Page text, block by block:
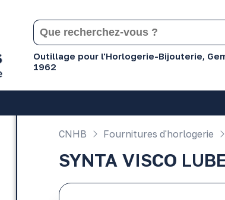
Outillage pour l'Horlogerie-Bijouterie,
1962
CNHB Fournitures d'horlogerie
SYNTA VISCO
cookies